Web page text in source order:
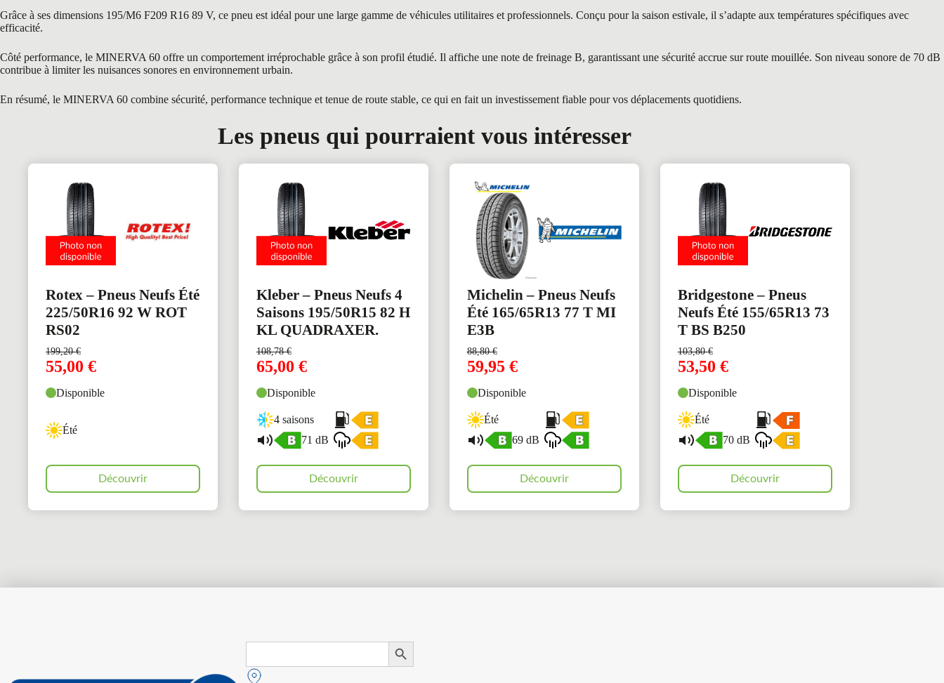
Grâce à ses dimensions 195/M6 F209 R16 89 V, ce pneu est idéal pour une large gamme de véhicules utilitaires et professionnels. Conçu pour la saison estivale, il s’adapte aux températures spécifiques avec
efficacité.
Côté performance, le MINERVA 60 offre un comportement irréprochable grâce à son profil étudié. Il affiche une note de freinage B, garantissant une sécurité accrue sur route mouillée. Son niveau sonore de 70 dB
contribue à limiter les nuisances sonores en environnement urbain.
En résumé, le MINERVA 60 combine sécurité, performance technique et tenue de route stable, ce qui en fait un investissement fiable pour vos déplacements quotidiens.
Les pneus qui pourraient vous intéresser
Rotex – Pneus Neufs Été
225/50R16 92 W ROT
RS02
199,20€
55,00 €
Disponible
Été
Découvrir
Kleber – Pneus Neufs 4
Saisons 195/50R15 82 H
KL QUADRAXER.
108,78€
65,00 €
Disponible
4 saisons
71 dB
Découvrir
Michelin – Pneus Neufs
Été 165/65R13 77 T MI
E3B
88,80€
59,95 €
Disponible
Été
69 dB
Découvrir
Bridgestone – Pneus
Neufs Été 155/65R13 73
T BS B250
103,80€
53,50 €
Disponible
Été
70 dB
Découvrir
Search
Search Button